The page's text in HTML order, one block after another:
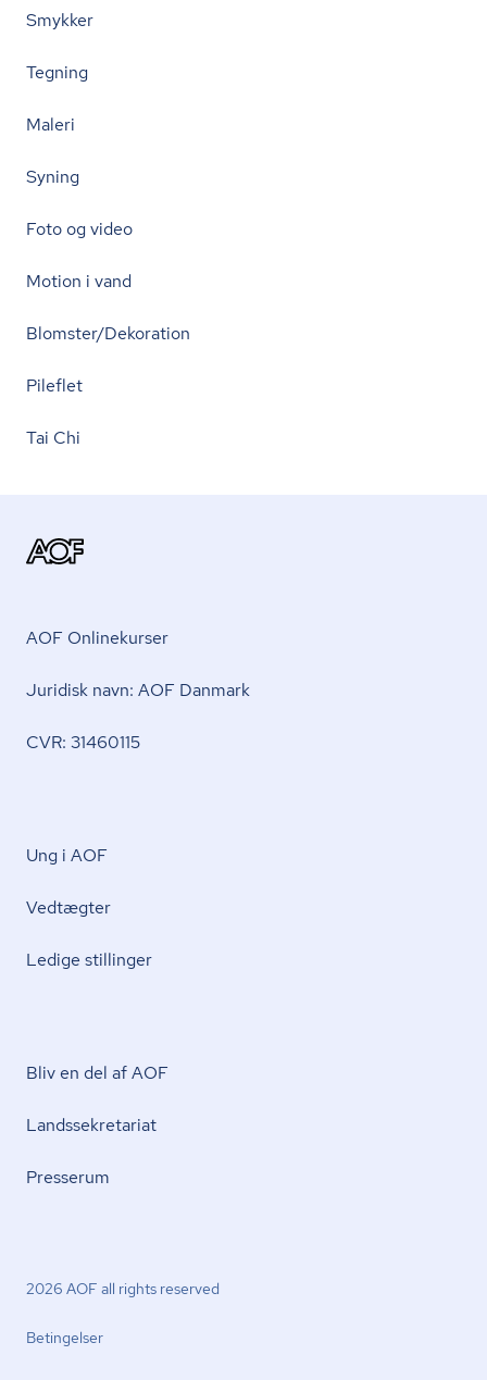
Smykker
Tegning
Maleri
Syning
Foto og video
Motion i vand
Blomster/Dekoration
Pileflet
Tai Chi
AOF Onlinekurser
Juridisk navn: AOF Danmark
CVR: 31460115
Ung i AOF
Vedtægter
Ledige stillinger
Bliv en del af AOF
Lands­se­kre­ta­ri­at
Presserum
2026 AOF all rights reserved
Betingelser